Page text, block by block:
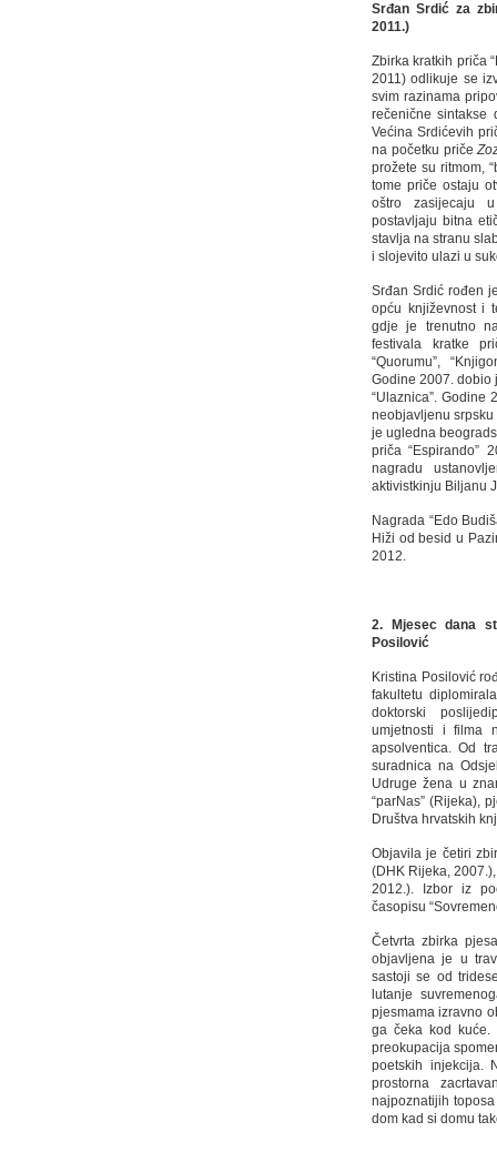
Srđan Srdić za
2011.)
Zbirka kratkih priča
2011) odlikuje se
svim razinama
rečenične sintakse
Većina Srdićevih
na početku priče
prožete su ritmom,
tome priče ostaju
oštro zasijecaju
postavljaju bitna
stavlja na stranu
i slojevito ulazi u
Srđan Srdić rođen
opću književnost i
gdje je trenutno
festivala kratke
“Quorumu”,
Godine 2007. dobio
“Ulaznica”. Godine
neobjavljenu srpsku
je ugledna
priča “Espirando”
nagradu
aktivistkinju Biljanu
Nagrada “Edo
Hiži od besid u
2012.
2. Mjesec dana
Posilović
Kristina Posilović
fakultetu
doktorski
umjetnosti i filma
apsolventica. Od
suradnica na
Udruge žena u
“parNas” (Rijeka),
Društva hrvatskih
Objavila je četiri
(DHK Rijeka,
2012.). Izbor iz
časopisu
Četvrta zbirka
objavljena je u
sastoji se od
lutanje
pjesmama izravno
ga čeka kod kuće.
preokupacija
poetskih injekcija.
prostorna
najpoznatijih
dom kad si domu